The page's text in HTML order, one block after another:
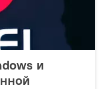
и